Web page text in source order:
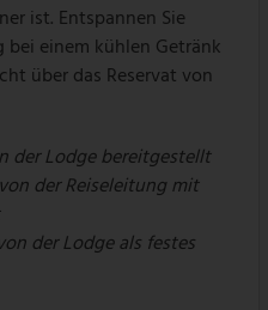
ist. Entspannen Sie
einem kühlen Getränk
über das Reservat von
der Lodge bereitgestellt
der Reiseleitung mit
der Lodge als festes